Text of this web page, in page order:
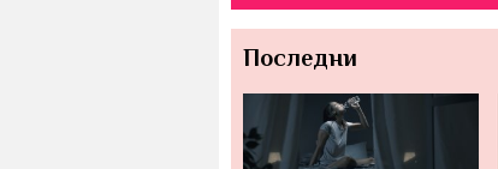
Последни